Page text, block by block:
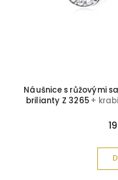
Náušnice s růžovými
brilianty Z 3265 +